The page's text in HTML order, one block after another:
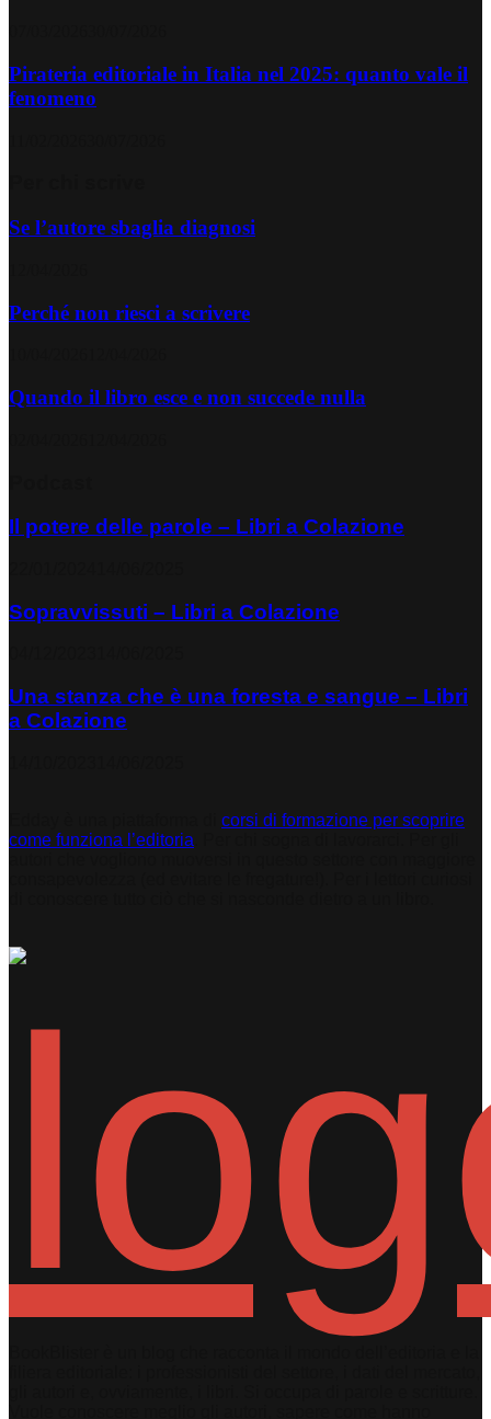
Pirateria editoriale in Italia nel 2025: quanto vale il
fenomeno
Se l’autore sbaglia diagnosi
Perché non riesci a scrivere
Quando il libro esce e non succede nulla
Il potere delle parole – Libri a Colazione
Sopravvissuti – Libri a Colazione
Una stanza che è una foresta e sangue – Libri
a Colazione
corsi di formazione per scoprire
come funziona l’editoria